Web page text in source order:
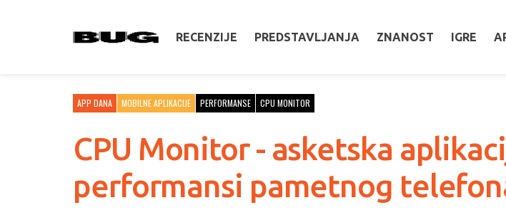
RECENZIJE PREDSTAVLJANJA ZNANOST IGRE
APP DANA MOBILNE APLIKACIJE PERFORMANSE CPU MONITOR
CPU Monitor - asketska
performansi pametnog